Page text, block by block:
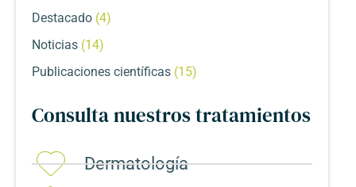
Destacado (4)
Noticias (14)
Publicaciones científicas (15)
Consulta nuestros tratamientos
Dermatología